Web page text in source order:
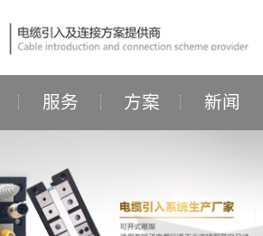
服务 方案 新闻